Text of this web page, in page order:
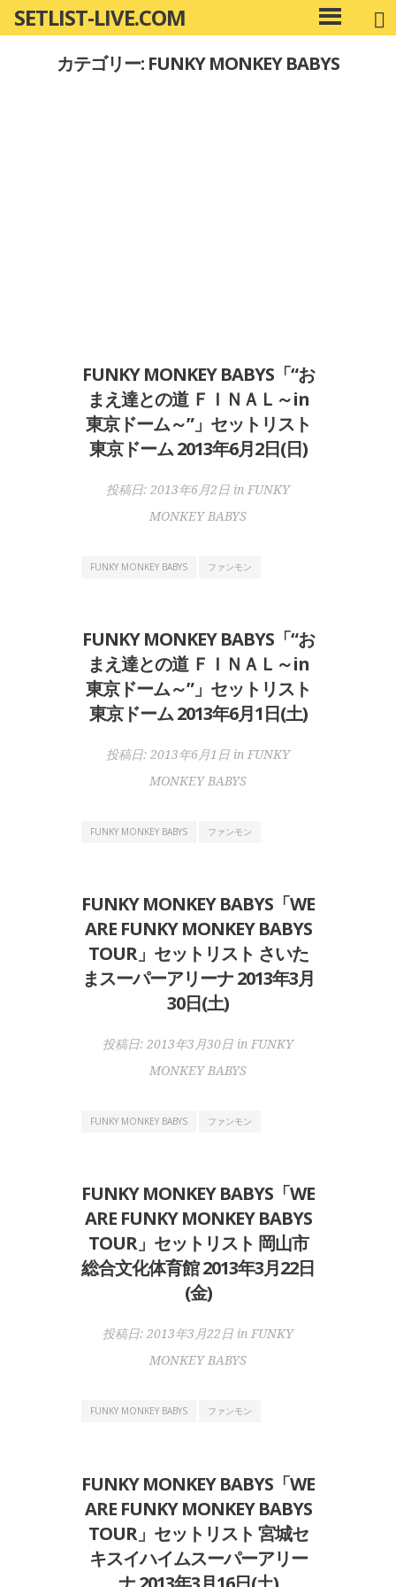
ン
SETLIST-LIVE.COM
メ
イ
カテゴリー: FUNKY MONKEY BABYS
FUNKY MONKEY BABYS「“お
まえ達との道 ＦＩＮＡＬ～in
東京ドーム～”」セットリスト
東京ドーム 2013年6月2日(日)
投稿日: 2013年6月2日 in FUNKY
MONKEY BABYS
FUNKY MONKEY BABYS ファンモン
FUNKY MONKEY BABYS「“お
まえ達との道 ＦＩＮＡＬ～in
東京ドーム～”」セットリスト
東京ドーム 2013年6月1日(土)
投稿日: 2013年6月1日 in FUNKY
MONKEY BABYS
FUNKY MONKEY BABYS ファンモン
FUNKY MONKEY BABYS「WE
ARE FUNKY MONKEY BABYS
TOUR」セットリスト さいた
まスーパーアリーナ 2013年3月
30日(土)
投稿日: 2013年3月30日 in FUNKY
MONKEY BABYS
FUNKY MONKEY BABYS ファンモン
FUNKY MONKEY BABYS「WE
ARE FUNKY MONKEY BABYS
TOUR」セットリスト 岡山市
総合文化体育館 2013年3月22日
(金)
投稿日: 2013年3月22日 in FUNKY
MONKEY BABYS
FUNKY MONKEY BABYS ファンモン
FUNKY MONKEY BABYS「WE
ARE FUNKY MONKEY BABYS
TOUR」セットリスト 宮城セ
キスイハイムスーパーアリー